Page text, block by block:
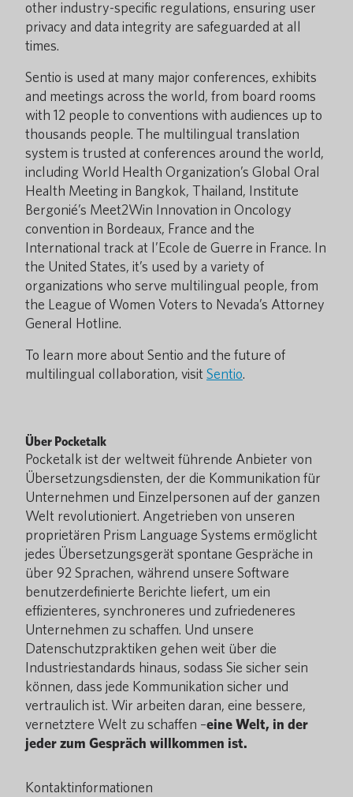
other industry-specific regulations, ensuring user
privacy and data integrity are safeguarded at all
times.
Sentio is used at many major conferences, exhibits
and meetings across the world, from board rooms
with 12 people to conventions with audiences up to
thousands people. The multilingual translation
system is trusted at conferences around the world,
including World Health Organization’s Global Oral
Health Meeting in Bangkok, Thailand, Institute
Bergonié’s Meet2Win Innovation in Oncology
convention in Bordeaux, France and the
International track at l’Ecole de Guerre in France. In
the United States, it’s used by a variety of
organizations who serve multilingual people, from
the League of Women Voters to Nevada’s Attorney
General Hotline.
To learn more about Sentio and the future of
multilingual collaboration, visit Sentio.
Über Pocketalk
Pocketalk ist der weltweit führende Anbieter von
Übersetzungsdiensten, der die Kommunikation für
Unternehmen und Einzelpersonen auf der ganzen
Welt revolutioniert. Angetrieben von unseren
proprietären Prism Language Systems ermöglicht
jedes Übersetzungsgerät spontane Gespräche in
über 92 Sprachen, während unsere Software
benutzerdefinierte Berichte liefert, um ein
effizienteres, synchroneres und zufriedeneres
Unternehmen zu schaffen. Und unsere
Datenschutzpraktiken gehen weit über die
Industriestandards hinaus, sodass Sie sicher sein
können, dass jede Kommunikation sicher und
vertraulich ist. Wir arbeiten daran, eine bessere,
vernetztere Welt zu schaffen –eine Welt, in der
jeder zum Gespräch willkommen ist.
Kontaktinformationen